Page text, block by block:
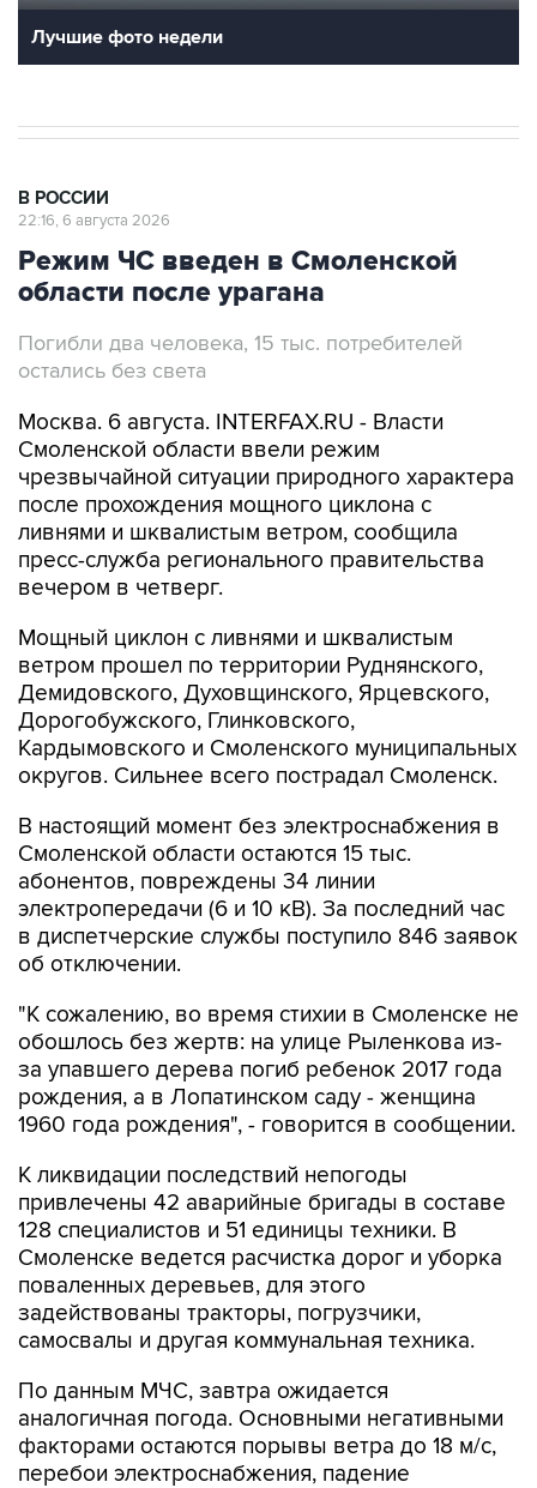
Лучшие фото недели
В РОССИИ
22:16, 6 августа 2026
Режим ЧС введен в Смоленской
области после урагана
Погибли два человека, 15 тыс. потребителей
остались без света
Москва. 6 августа. INTERFAX.RU - Власти
Смоленской области ввели режим
чрезвычайной ситуации природного характера
после прохождения мощного циклона с
ливнями и шквалистым ветром, сообщила
пресс-служба регионального правительства
вечером в четверг.
Мощный циклон с ливнями и шквалистым
ветром прошел по территории Руднянского,
Демидовского, Духовщинского, Ярцевского,
Дорогобужского, Глинковского,
Кардымовского и Смоленского муниципальных
округов. Сильнее всего пострадал Смоленск.
В настоящий момент без электроснабжения в
Смоленской области остаются 15 тыс.
абонентов, повреждены 34 линии
электропередачи (6 и 10 кВ). За последний час
в диспетчерские службы поступило 846 заявок
об отключении.
"К сожалению, во время стихии в Смоленске не
обошлось без жертв: на улице Рыленкова из-
за упавшего дерева погиб ребенок 2017 года
рождения, а в Лопатинском саду - женщина
1960 года рождения", - говорится в сообщении.
К ликвидации последствий непогоды
привлечены 42 аварийные бригады в составе
128 специалистов и 51 единицы техники. В
Смоленске ведется расчистка дорог и уборка
поваленных деревьев, для этого
задействованы тракторы, погрузчики,
самосвалы и другая коммунальная техника.
По данным МЧС, завтра ожидается
аналогичная погода. Основными негативными
факторами остаются порывы ветра до 18 м/с,
перебои электроснабжения, падение